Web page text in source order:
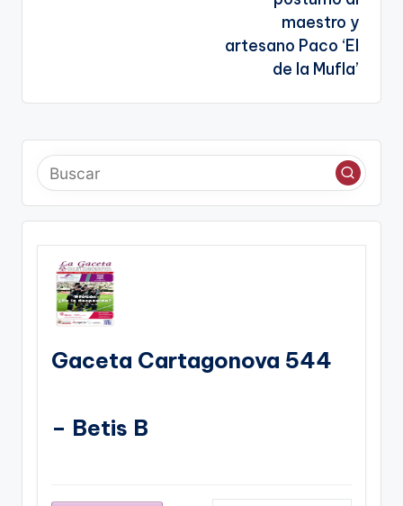
maestro y
artesano Paco ‘El
de la Mufla’
Gaceta Cartagonova 544
– Betis B